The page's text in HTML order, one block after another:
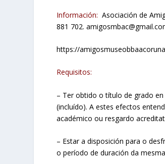
Información: Asociación de
881 702.
https://
Requisitos:
– Ter obtido o título de grado
(incluído). A estes efectos
académico ou resgardo
– Estar a disposición para o
o período de duración da